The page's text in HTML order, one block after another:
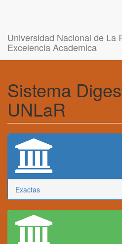
Universidad Nacional de La
Excelencia Academica
Sistema
UNLaR
Exactas